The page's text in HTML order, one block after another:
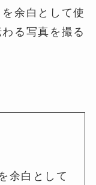
余白として使
る写真を撮る
余白として